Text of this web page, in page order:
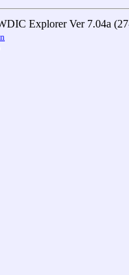
Explorer Ver 7.04a